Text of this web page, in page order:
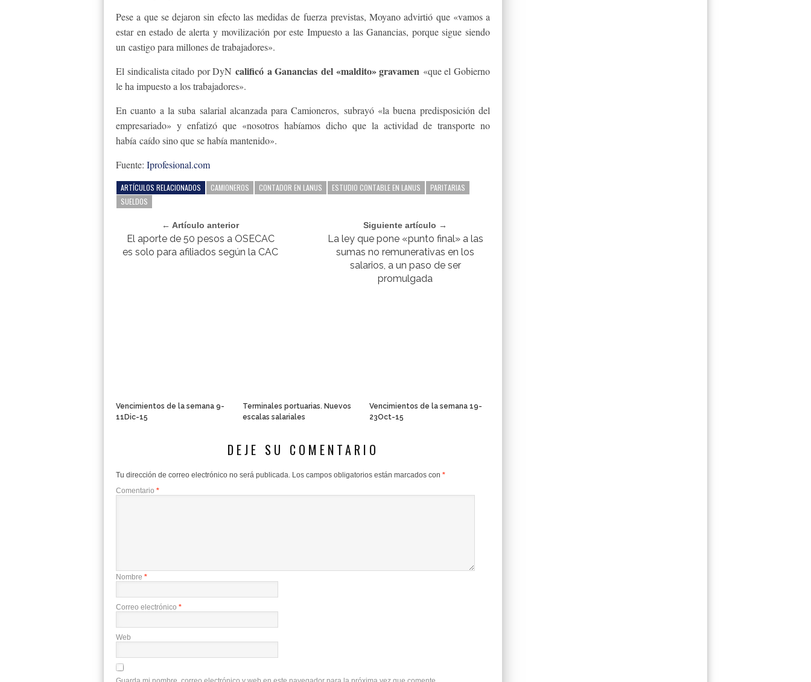
Pese a que se dejaron sin efecto las medidas de fuerza previstas, Moyano advirtió que «vamos a
estar en estado de alerta y movilización por este Impuesto a las Ganancias, porque sigue siendo
un castigo para millones de trabajadores».
El sindicalista citado por DyNcalificó a Ganancias del «maldito» gravamen «que el Gobierno
le ha impuesto a los trabajadores».
En cuanto a la suba salarial alcanzada para Camioneros, subrayó «la buena predisposición del
empresariado» y enfatizó que «nosotros habíamos dicho que la actividad de transporte no
había caído sino que se había mantenido».
Fuente: Iprofesional.com
ARTÍCULOS RELACIONADOS CAMIONEROS CONTADOR EN LANUS ESTUDIO CONTABLE EN LANUS
PARITARIAS
SUELDOS
← Artículo anterior
El aporte de 50 pesos a OSECAC
es solo para afiliados según la CAC
Siguiente artículo →
La ley que pone «punto final» a las
sumas no remunerativas en los
salarios, a un paso de ser
promulgada
Vencimientos de la semana 9-
11Dic-15
Terminales portuarias. Nuevos
escalas salariales
Vencimientos de la semana 19-
23Oct-15
DEJE SU COMENTARIO
Tu dirección de correo electrónico no será publicada. Los campos obligatorios están marcados con *
Comentario *
Nombre *
Correo electrónico *
Web